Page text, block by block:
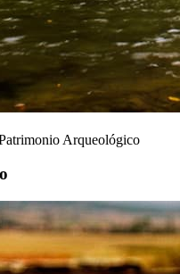
Arqueológico